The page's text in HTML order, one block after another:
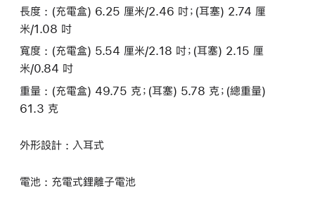
長度 : (充電盒) 6.25 厘米/2.46 吋；(耳塞) 2.74 厘
米/1.08 吋
寬度 : (充電盒) 5.54 厘米/2.18 吋；(耳塞) 2.15 厘
米/0.84 吋
重量 : (充電盒) 49.75 克；(耳塞) 5.78 克；(總重量)
61.3 克
外形設計 : 入耳式
電池 : 充電式鋰離子電池